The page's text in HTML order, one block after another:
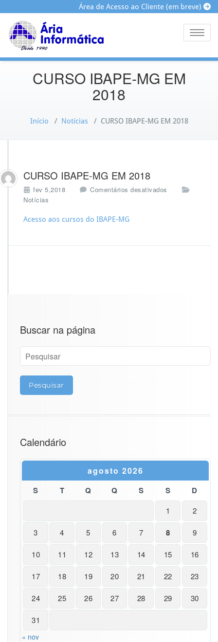
Área de Acesso ao Cliente (em breve)
CURSO IBAPE-MG EM
2018
Início / Notícias / CURSO IBAPE-MG EM 2018
CURSO IBAPE-MG EM 2018
fev 5,2018 Comentários desativados
O
0
Notícias
Acesso aos cursos do IBAPE-MG
Buscar na página
Calendário
agosto 2026
S T Q Q S S D
1 2
3 4 5 6 7 8 9
10 11 12 13 14 15 16
17 18 19 20 21 22 23
24 25 26 27 28 29 30
31
« nov